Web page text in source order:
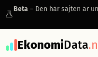
Beta – Den här sajten är
EkonomiData